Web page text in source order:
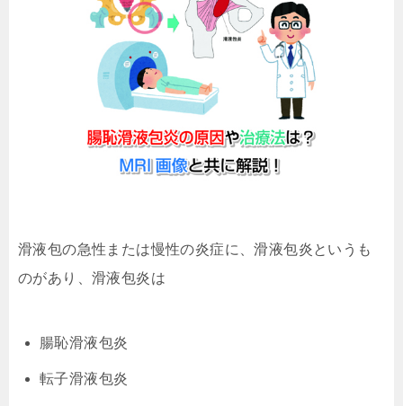
滑液包の急性または慢性の炎症に、滑液包炎というも
のがあり、滑液包炎は
腸恥滑液包炎
転子滑液包炎